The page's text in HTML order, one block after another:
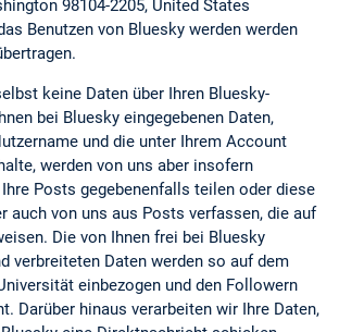
98104-2205, United States
Benutzen von Bluesky werden werden
keine Daten über Ihren Bluesky-
bei Bluesky eingegebenen Daten,
und die unter Ihrem Account
werden von uns aber insofern
Posts gegebenenfalls teilen oder diese
auch von uns aus Posts verfassen, die auf
Die von Ihnen frei bei Bluesky
verbreiteten Daten werden so auf dem
einbezogen und den Followern
Darüber hinaus verarbeiten wir Ihre Daten,